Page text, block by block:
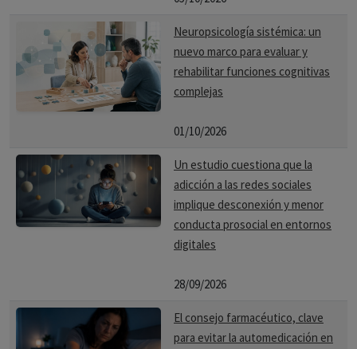
Neuropsicología sistémica: un
nuevo marco para evaluar y
rehabilitar funciones cognitivas
complejas
01/10/2026
Un estudio cuestiona que la
adicción a las redes sociales
implique desconexión y menor
conducta prosocial en entornos
digitales
28/09/2026
El consejo farmacéutico, clave
para evitar la automedicación en